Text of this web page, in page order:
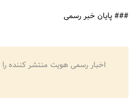
### پایان خبر رسمی
اخبار رسمی هویت منتشر کننده